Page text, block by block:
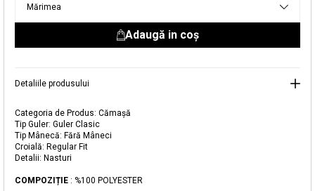
Mărimea
Adaugă in coş
Detaliile produsului
Categoria de Produs: Cămașă
Tip Guler: Guler Clasic
Tip Mânecă: Fără Mâneci
Croială: Regular Fit
Detalii: Nasturi
COMPOZIȚIE : %100 POLYESTER
Magazinele noastre
Puteți ajunge la magazinul KOTON pe care îl căutați
Alertă de stoc
Adăugat în coș